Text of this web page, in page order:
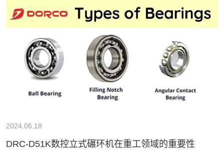
2024.06.18
DRC-D51K数控立式碾环机在重工领域的重要性